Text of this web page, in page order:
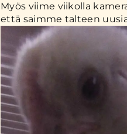
Myös viime viikolla
että saimme talteen